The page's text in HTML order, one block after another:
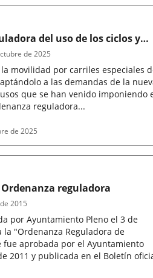
del uso de los ciclos y
y de la movilidad por
rodado en Valladolid
movilidad por carriles especiales
a las demandas de la
que se han venido imponiendo
reguladora...
de 2025
de 2025
reguladora
por Ayuntamiento Pleno el 3 de
la "Ordenanza Reguladora de
fue aprobada por el Ayuntamiento
2011 y publicada en el Boletín
2015